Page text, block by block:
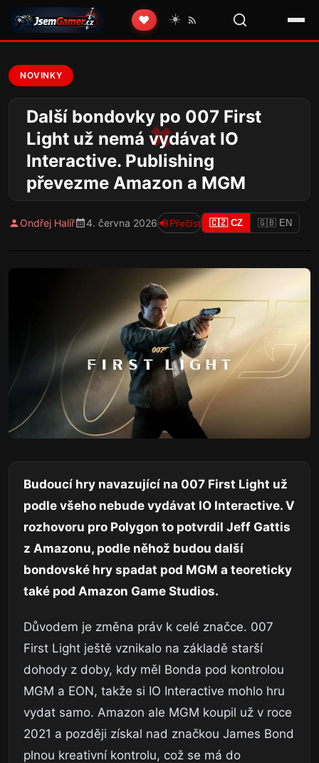
❤️ ☀️
NOVINKY
Další bondovky po 007 First
Light už nemá vydávat IO
Interactive. Publishing
převezme Amazon a MGM
Ondřej Halíř 4. června 2026 Přečíst 🇨🇿 CZ 🇬🇧 EN
Budoucí hry navazující na 007 First Light už
podle všeho nebude vydávat IO Interactive. V
rozhovoru pro Polygon to potvrdil Jeff Gattis
z Amazonu, podle něhož budou další
bondovské hry spadat pod MGM a teoreticky
také pod Amazon Game Studios.
Důvodem je změna práv k celé značce. 007
First Light ještě vznikalo na základě starší
dohody z doby, kdy měl Bonda pod kontrolou
MGM a EON, takže si IO Interactive mohlo hru
vydat samo. Amazon ale MGM koupil už v roce
2021 a později získal nad značkou James Bond
plnou kreativní kontrolu, což se má do